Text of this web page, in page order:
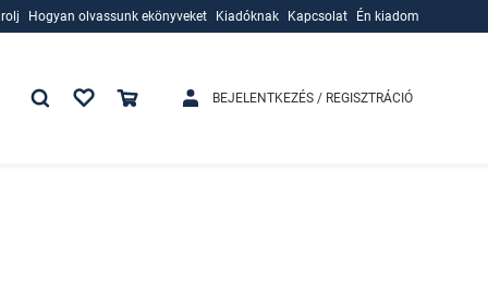
Hogyan olvassunk ekönyveket
Kiadóknak
Kapcsolat Én kiadom
BEJELENTKEZÉS / REGISZTRÁCIÓ